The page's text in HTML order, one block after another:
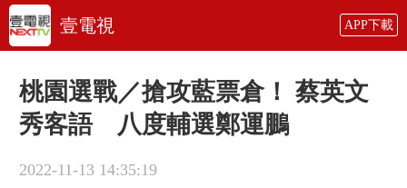
壹電視 APP下載
桃園選戰／搶攻藍票倉！ 蔡英文
秀客語 八度輔選鄭運鵬
2022-11-13 14:35:19